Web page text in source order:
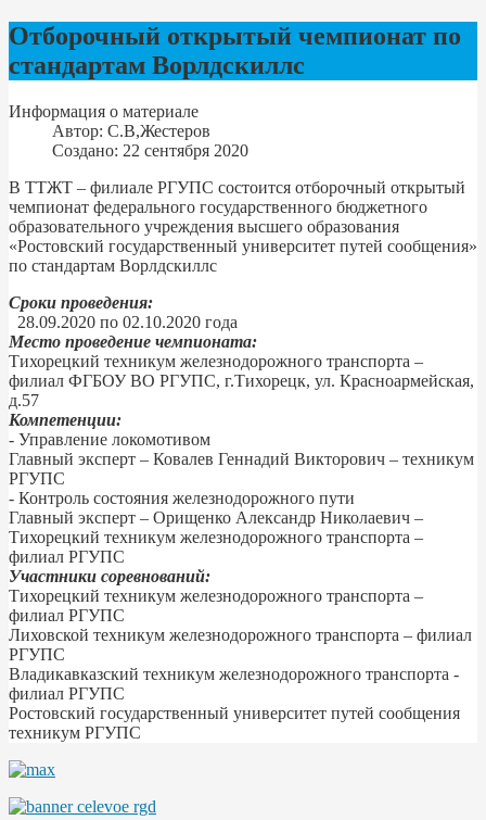
Отборочный открытый чемпионат по
стандартам Ворлдскиллс
Информация о материале
Автор: С.В,Жестеров
Создано: 22 сентября 2020
В ТТЖТ – филиале РГУПС состоится отборочный открытый
чемпионат федерального государственного бюджетного
образовательного учреждения высшего образования
«Ростовский государственный университет путей сообщения»
по стандартам Ворлдскиллс
Сроки проведения:
28.09.2020 по 02.10.2020 года
Место проведение чемпионата:
Тихорецкий техникум железнодорожного транспорта –
филиал ФГБОУ ВО РГУПС, г.Тихорецк, ул. Красноармейская,
д.57
Компетенции:
- Управление локомотивом
Главный эксперт – Ковалев Геннадий Викторович – техникум
РГУПС
- Контроль состояния железнодорожного пути
Главный эксперт – Орищенко Александр Николаевич –
Тихорецкий техникум железнодорожного транспорта –
филиал РГУПС
Участники соревнований:
Тихорецкий техникум железнодорожного транспорта –
филиал РГУПС
Лиховской техникум железнодорожного транспорта – филиал
РГУПС
Владикавказский техникум железнодорожного транспорта -
филиал РГУПС
Ростовский государственный университет путей сообщения
техникум РГУПС